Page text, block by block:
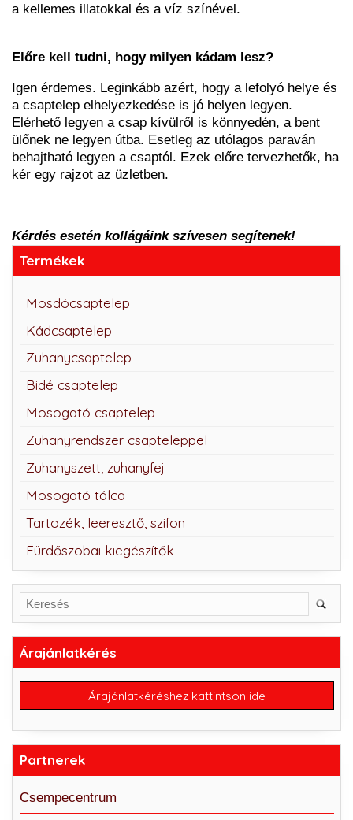
a kellemes illatokkal és a víz színével.
Előre kell tudni, hogy milyen kádam lesz?
Igen érdemes. Leginkább azért, hogy a lefolyó helye és
a csaptelep elhelyezkedése is jó helyen legyen.
Elérhető legyen a csap kívülről is könnyedén, a bent
ülőnek ne legyen útba. Esetleg az utólagos paraván
behajtható legyen a csaptól. Ezek előre tervezhetők, ha
kér egy rajzot az üzletben.
Kérdés esetén kollágáink szívesen segítenek!
Termékek
Mosdócsaptelep
Kádcsaptelep
Zuhanycsaptelep
Bidé csaptelep
Mosogató csaptelep
Zuhanyrendszer csapteleppel
Zuhanyszett, zuhanyfej
Mosogató tálca
Tartozék, leeresztő, szifon
Fürdőszobai kiegészítők
Árajánlatkérés
Árajánlatkéréshez kattintson ide
Partnerek
Csempecentrum